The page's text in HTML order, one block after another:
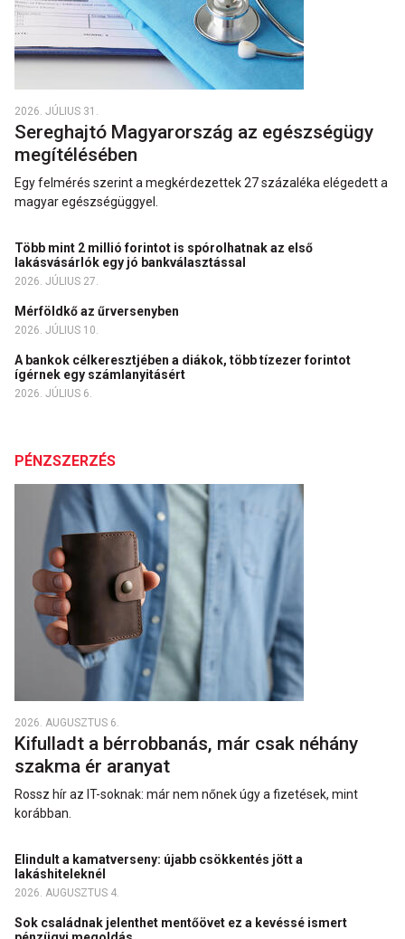
2026. JÚLIUS 31.
Sereghajtó Magyarország az egészségügy
megítélésében
Egy felmérés szerint a megkérdezettek 27 százaléka elégedett a
magyar egészségüggyel.
Több mint 2 millió forintot is spórolhatnak az első
lakásvásárlók egy jó bankválasztással
2026. JÚLIUS 27.
Mérföldkő az űrversenyben
2026. JÚLIUS 10.
A bankok célkeresztjében a diákok, több tízezer forintot
ígérnek egy számlanyitásért
2026. JÚLIUS 6.
PÉNZSZERZÉS
2026. AUGUSZTUS 6.
Kifulladt a bérrobbanás, már csak néhány
szakma ér aranyat
Rossz hír az IT-soknak: már nem nőnek úgy a fizetések, mint
korábban.
Elindult a kamatverseny: újabb csökkentés jött a
lakáshiteleknél
2026. AUGUSZTUS 4.
Sok családnak jelenthet mentőövet ez a kevéssé ismert